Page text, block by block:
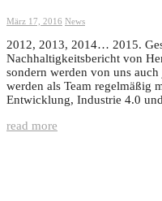
März 17, 2016 News
2012, 2013, 2014… 2015.
Nachhaltigkeitsbericht von
sondern werden von uns
werden als Team regelmäßig
Entwicklung, Industrie 4.0
read more